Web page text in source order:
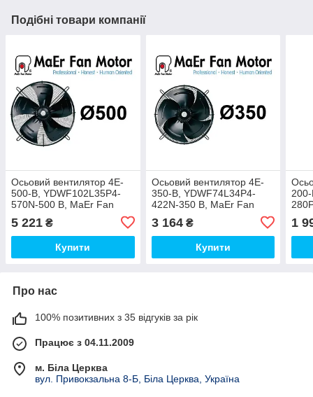
Подібні товари компанії
Осьовий вентилятор 4E-
500-B, YDWF102L35P4-
570N-500 B, MaEr Fan
5 221 ₴
Купити
Осьовий вентилятор 4E-
350-B, YDWF74L34P4-
422N-350 B, MaEr Fan
3 164₴
Купити
1
Про нас
100% позитивних з 35 відгуків за рік
Працює з 04.11.2009
м. Біла Церква
вул. Привокзальна 8-Б, Біла Церква, Україна